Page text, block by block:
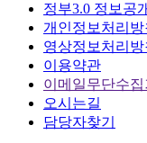
정부3.0 정보공
개인정보처리방
영상정보처리방
이용약관
이메일무단수집
오시는길
담당자찾기